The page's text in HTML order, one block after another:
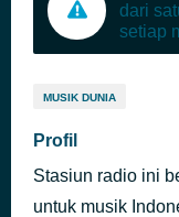
dari
setiap
MUSIK DUNIA
Profil
Stasiun radio ini
untuk musik